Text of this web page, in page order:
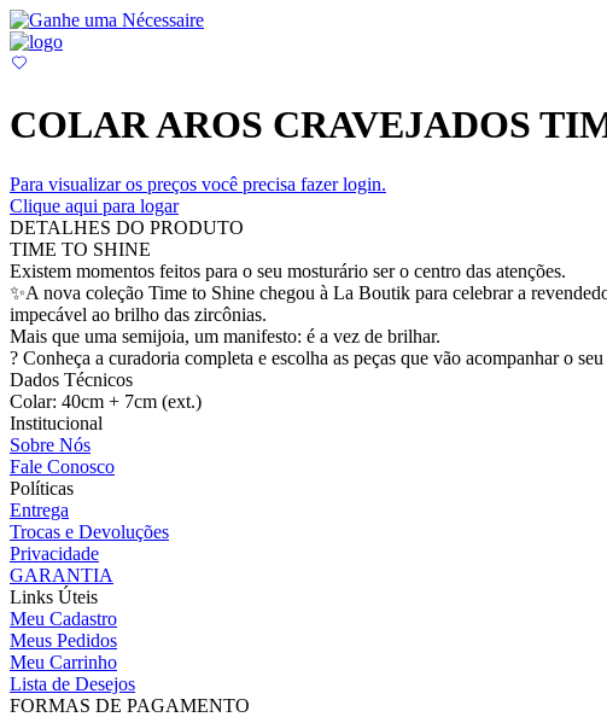
COLAR AROS CRAVEJADOS
Para visualizar os preços você precisa fazer login.
Clique aqui para logar
DETALHES DO PRODUTO
TIME TO SHINE
Existem momentos feitos para o seu mosturário ser o centro das atenções.
✨A nova coleção Time to Shine chegou à La Boutik para celebrar a
impecável ao brilho das zircônias.
Mais que uma semijoia, um manifesto: é a vez de brilhar.
? Conheça a curadoria completa e escolha as peças que vão acompanhar o
Dados Técnicos
Colar: 40cm + 7cm (ext.)
Institucional
Sobre Nós
Fale Conosco
Políticas
Entrega
Trocas e Devoluções
Privacidade
GARANTIA
Links Úteis
Meu Cadastro
Meus Pedidos
Meu Carrinho
Lista de Desejos
FORMAS DE PAGAMENTO